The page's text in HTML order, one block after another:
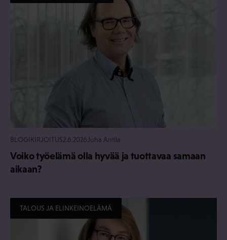
BLOGIKIRJOITUS2.6.2026 Juha Antila
Voiko työelämä olla hyvää ja tuottavaa samaan
aikaan?
TALOUS JA ELINKEINOELÄMÄ